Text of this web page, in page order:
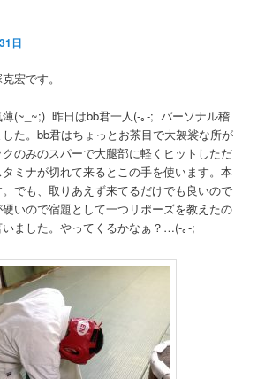
日
宏です。
(~_~;) 昨日はbb君一人(-｡-; パーソナル稽
た。bb君はちょっとお茶目で大袈裟な所が
のみのスパーで大腿部に軽くヒットしただ
ミナが切れて来るとこの手を使います。本
でも、取りあえず来てるだけでも良いので
いので宿題として一つリポーズを教えたの
ました。やってくるかなぁ？…(-｡-;